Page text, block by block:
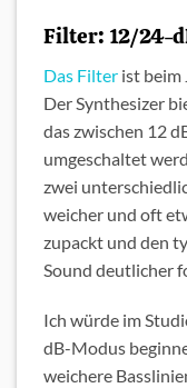
Filter: 12/24-
Das Filter ist beim
Der Synthesizer
das zwischen 12
umgeschaltet
zwei
weicher und oft
zupackt und den
Sound deutlicher
Ich würde im
dB-Modus
weichere